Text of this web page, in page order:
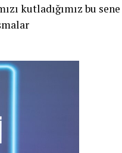
kutladığımız bu sene